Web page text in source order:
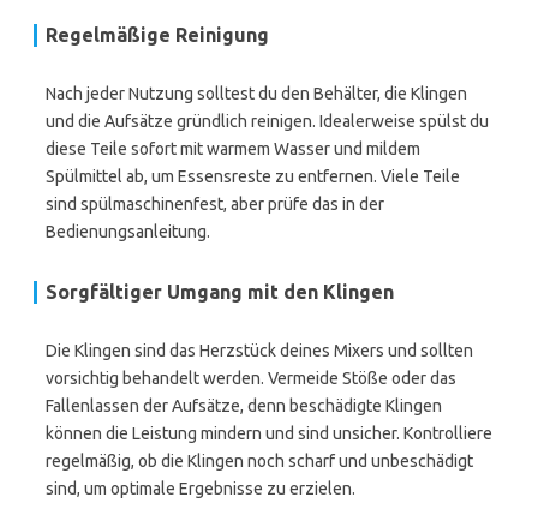
Regelmäßige Reinigung
Nach jeder Nutzung solltest du den Behälter, die Klingen
und die Aufsätze gründlich reinigen. Idealerweise spülst du
diese Teile sofort mit warmem Wasser und mildem
Spülmittel ab, um Essensreste zu entfernen. Viele Teile
sind spülmaschinenfest, aber prüfe das in der
Bedienungsanleitung.
Sorgfältiger Umgang mit den Klingen
Die Klingen sind das Herzstück deines Mixers und sollten
vorsichtig behandelt werden. Vermeide Stöße oder das
Fallenlassen der Aufsätze, denn beschädigte Klingen
können die Leistung mindern und sind unsicher. Kontrolliere
regelmäßig, ob die Klingen noch scharf und unbeschädigt
sind, um optimale Ergebnisse zu erzielen.